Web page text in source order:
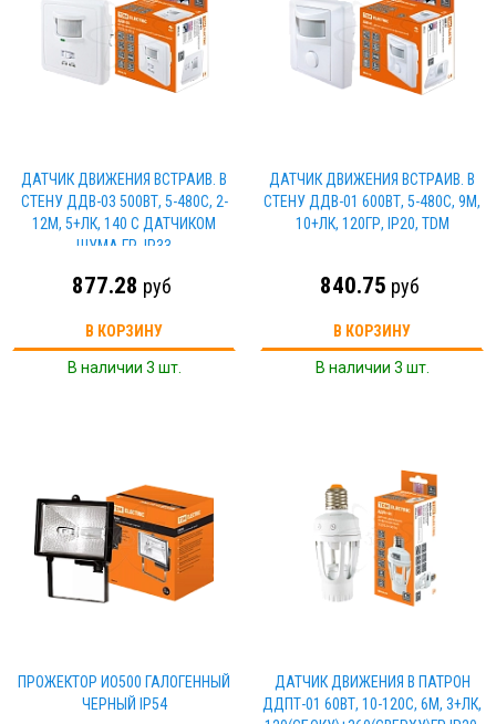
ДАТЧИК ДВИЖЕНИЯ ВСТРАИВ. В
СТЕНУ ДДВ-03 500ВТ, 5-480С, 2-
12М, 5+ЛК, 140 С ДАТЧИКОМ
ШУМА ГР, IP33
877.28 руб
В КОРЗИНУ
В наличии 3 шт.
ДАТЧИК ДВИЖЕНИЯ ВСТРАИВ. В
СТЕНУ ДДВ-01 600ВТ, 5-480С, 9М,
10+ЛК, 120ГР, IP20, TDM
840.75 руб
В КОРЗИНУ
В наличии 3 шт.
ПРОЖЕКТОР ИО500 ГАЛОГЕННЫЙ
ЧЕРНЫЙ IP54
ДАТЧИК ДВИЖЕНИЯ В ПАТРОН
ДДПТ-01 60ВТ, 10-120С, 6М, 3+ЛК,